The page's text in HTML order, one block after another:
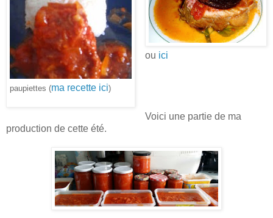
paupiettes (ma recette ici)
ou ici
Voici une partie de ma
production de cette été.